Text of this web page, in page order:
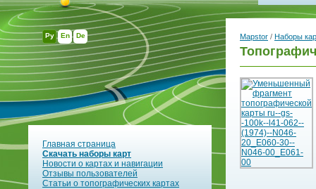
Ру En De
Главная страница
Скачать наборы карт
Новости о картах и навигации
Отзывы пользователей
Статьи о топографических картах
Mapstor / Наборы